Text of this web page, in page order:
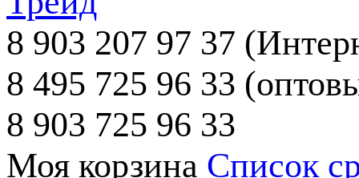
8 903 207 97 37
8 495 725 96 33
8 903 725 96 33
Моя корзина Список